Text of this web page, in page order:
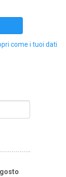
come i tuoi dati